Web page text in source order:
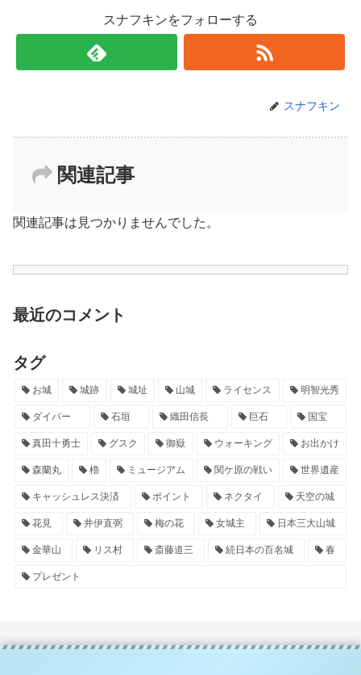
スナフキンをフォローする
スナフキン
関連記事
関連記事は見つかりませんでした。
最近のコメント
タグ
お城 城跡 城址 山城 ライセンス 明智光秀
ダイバー 石垣 織田信長 巨石 国宝
真田十勇士 グスク 御嶽 ウォーキング お出かけ
森蘭丸 櫓 ミュージアム 関ケ原の戦い 世界遺産
キャッシュレス決済 ポイント ネクタイ 天空の城
花見 井伊直弼 梅の花 女城主 日本三大山城
金華山 リス村 斎藤道三 続日本の百名城 春
プレゼント